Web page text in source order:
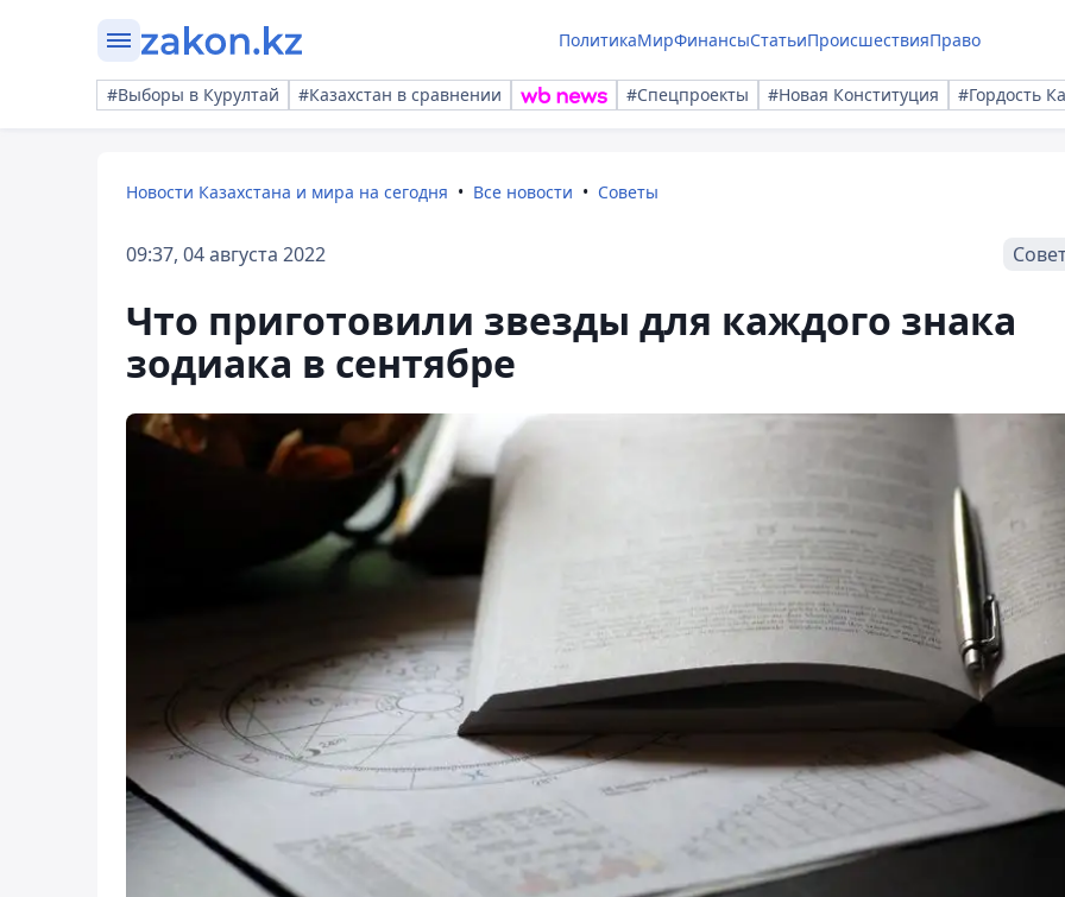
ПолитикаМирФинансыСтатьиПроисшествияПраво
#Выборы в Курултай #Казахстан в сравнении #Спецпроекты #Новая Конституция #Гордость
Новости Казахстана и мира на сегодня Все новости Советы
09:37, 04 августа 2022
Что приготовили звезды для каждого знака
зодиака в сентябре